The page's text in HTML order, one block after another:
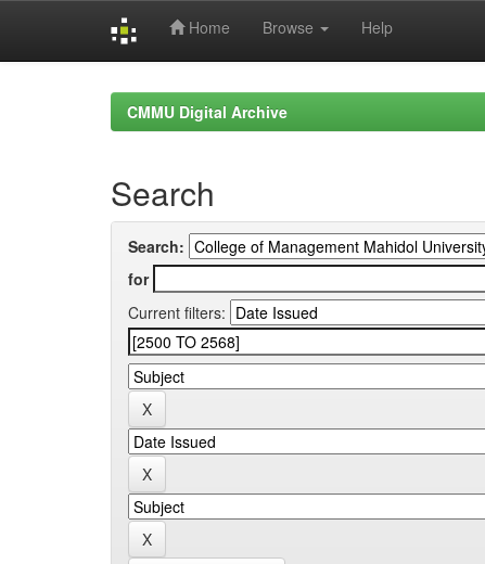
Home Browse Help
CMMU Digital Archive
Search
Search:
for
Current filters: